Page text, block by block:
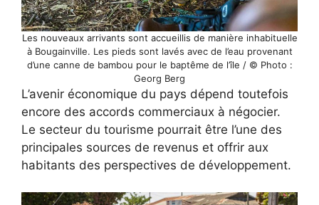
Les nouveaux arrivants sont accueillis de manière inhabituelle
à Bougainville. Les pieds sont lavés avec de l’eau provenant
d’une canne de bambou pour le baptême de l’île / © Photo :
Georg Berg
L’avenir économique du pays dépend toutefois
encore des accords commerciaux à négocier.
Le secteur du tourisme pourrait être l’une des
principales sources de revenus et offrir aux
habitants des perspectives de développement.